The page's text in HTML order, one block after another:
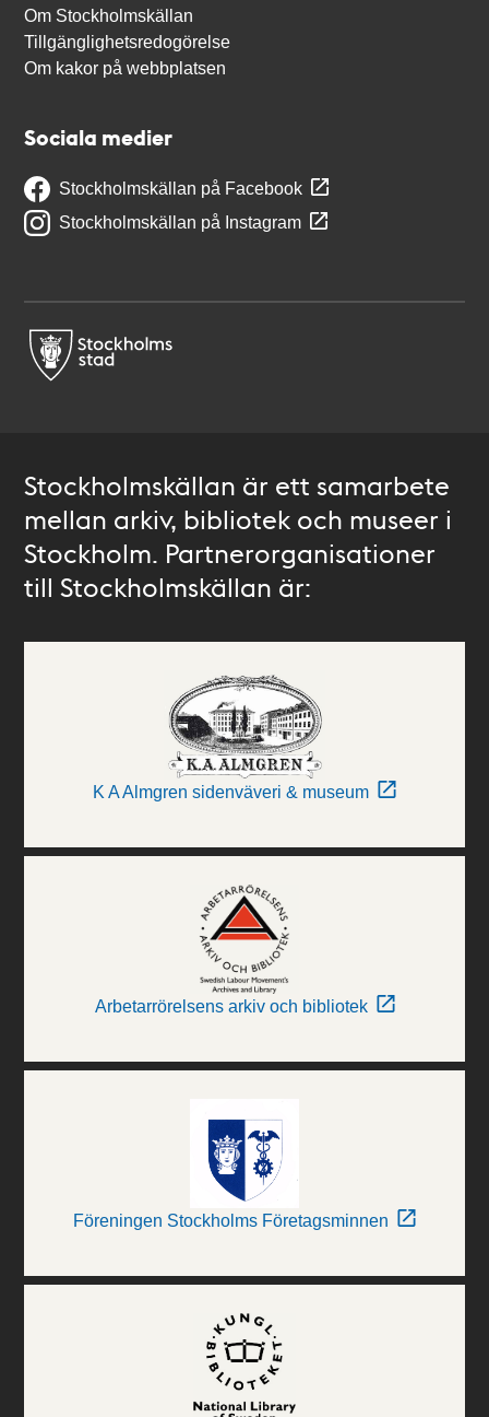
Om Stockholmskällan
Tillgänglighetsredogörelse
Om kakor på webbplatsen
Sociala medier
Stockholmskällan på Facebook
Stockholmskällan på Instagram
Stockholmskällan är ett samarbete
mellan arkiv, bibliotek och museer i
Stockholm. Partnerorganisationer
till Stockholmskällan är:
K A Almgren sidenväveri & museum
Arbetarrörelsens arkiv och bibliotek
Föreningen Stockholms Företagsminnen